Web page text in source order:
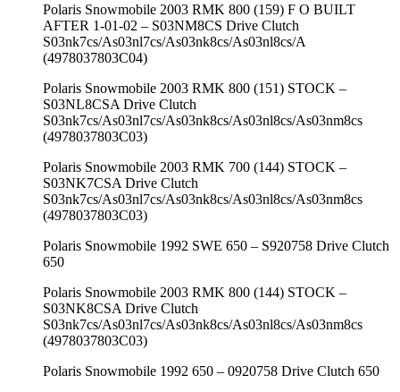
Polaris Snowmobile 2003 RMK 800 (159) F O BUILT
AFTER 1-01-02 – S03NM8CS Drive Clutch
S03nk7cs/As03nl7cs/As03nk8cs/As03nl8cs/A
(4978037803C04)
Polaris Snowmobile 2003 RMK 800 (151) STOCK –
S03NL8CSA Drive Clutch
S03nk7cs/As03nl7cs/As03nk8cs/As03nl8cs/As03nm8cs
(4978037803C03)
Polaris Snowmobile 2003 RMK 700 (144) STOCK –
S03NK7CSA Drive Clutch
S03nk7cs/As03nl7cs/As03nk8cs/As03nl8cs/As03nm8cs
(4978037803C03)
Polaris Snowmobile 1992 SWE 650 – S920758 Drive Clutch
650
Polaris Snowmobile 2003 RMK 800 (144) STOCK –
S03NK8CSA Drive Clutch
S03nk7cs/As03nl7cs/As03nk8cs/As03nl8cs/As03nm8cs
(4978037803C03)
Polaris Snowmobile 1992 650 – 0920758 Drive Clutch 650